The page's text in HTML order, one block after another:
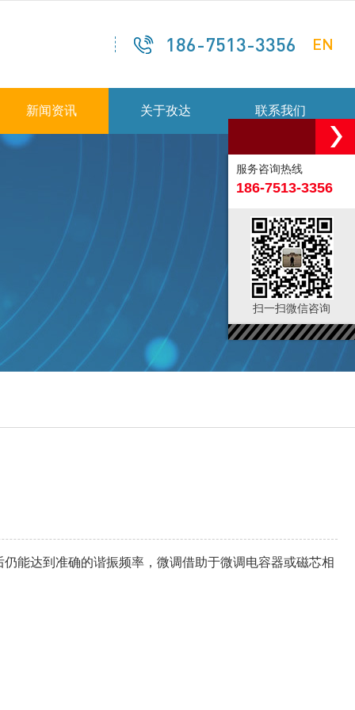
186-7513-3356 EN
新闻资讯 关于孜达 联系我们
能达到准确的谐振频率，微调借助于微调电容器或磁芯相
服务咨询热线
186-7513-3356
扫一扫微信咨询